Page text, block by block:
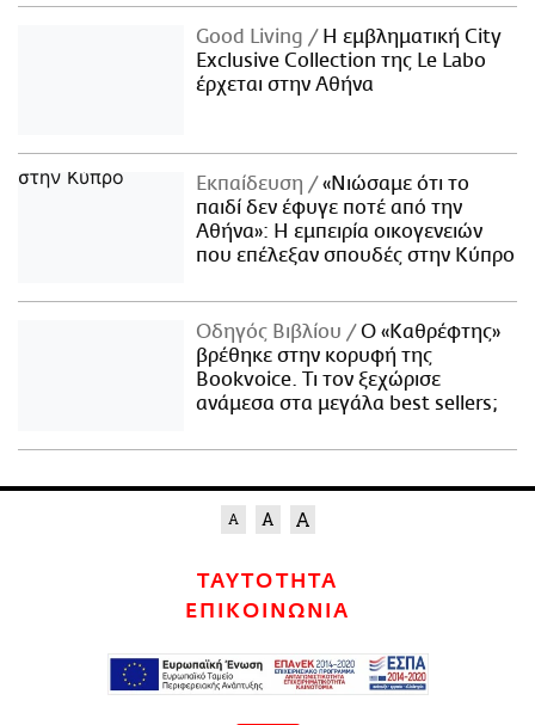
Good Living
Η εμβληματική City
Exclusive Collection της Le Labo
έρχεται στην Αθήνα
Εκπαίδευση
«Νιώσαμε ότι το
παιδί δεν έφυγε ποτέ από την
Αθήνα»: Η εμπειρία οικογενειών
που επέλεξαν σπουδές στην Κύπρο
Οδηγός Βιβλίου
Ο «Καθρέφτης»
βρέθηκε στην κορυφή της
Bookvoice. Τι τον ξεχώρισε
ανάμεσα στα μεγάλα best sellers;
ΤΑΥΤΟΤΗΤΑ
ΕΠΙΚΟΙΝΩΝΙΑ